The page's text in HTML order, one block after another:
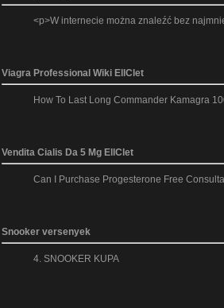
<p>W internecie można znaleźć bez
Viagra Professional Wiki EllClet
How To Last Long Commander Kamagra
Vendita Cialis Da 5 Mg EllClet
Can I Purchase Progesterone Free
Snooker versenyek
4. SNOOKER KUPA